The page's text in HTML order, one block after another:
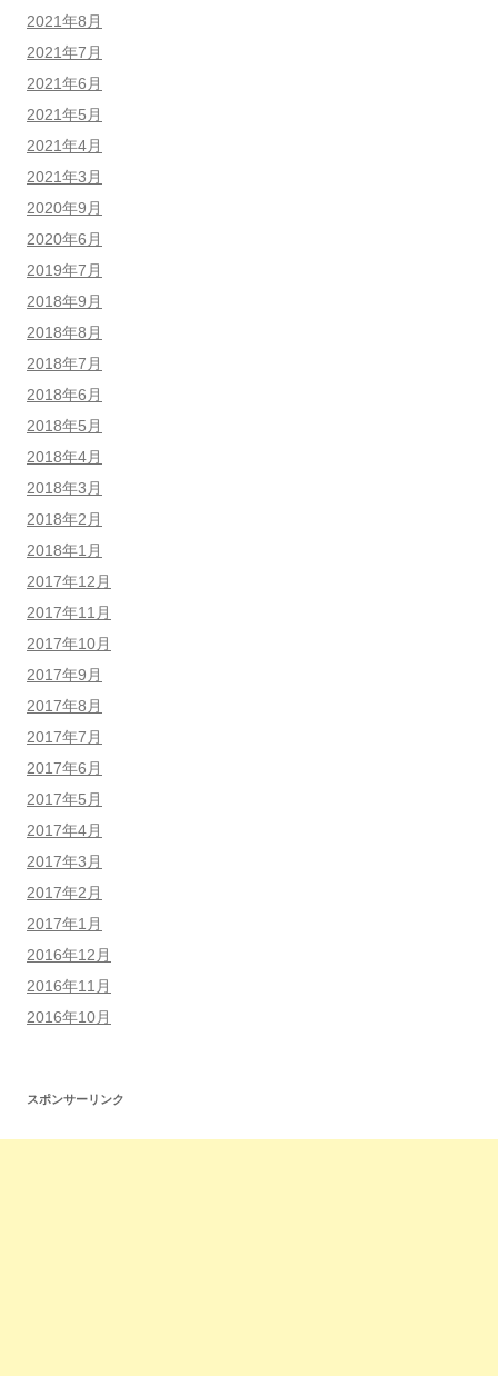
2021年8月
2021年7月
2021年6月
2021年5月
2021年4月
2021年3月
2020年9月
2020年6月
2019年7月
2018年9月
2018年8月
2018年7月
2018年6月
2018年5月
2018年4月
2018年3月
2018年2月
2018年1月
2017年12月
2017年11月
2017年10月
2017年9月
2017年8月
2017年7月
2017年6月
2017年5月
2017年4月
2017年3月
2017年2月
2017年1月
2016年12月
2016年11月
2016年10月
スポンサーリンク